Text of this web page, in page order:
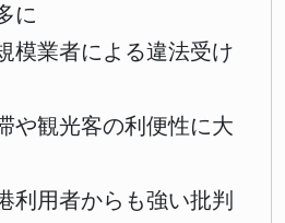
に
模業者による違法受け
や観光客の利便性に大
利用者からも強い批判